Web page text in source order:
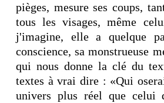
pièges, mesure ses coups,
tous les visages, même
j'imagine, elle a quelque
conscience, sa monstrueuse
qui nous donne la clé du
textes à vrai dire : «Qui
univers plus réel que celui